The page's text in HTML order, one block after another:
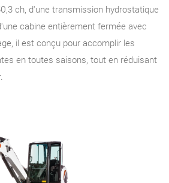
ch, d'une transmission hydrostatique
cabine entièrement fermée avec
il est conçu pour accomplir les
en toutes saisons, tout en réduisant